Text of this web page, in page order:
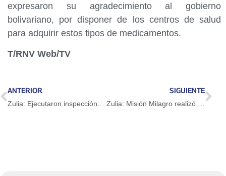
expresaron su agradecimiento al gobierno
bolivariano, por disponer de los centros de salud
para adquirir estos tipos de medicamentos.
T/RNV Web/TV
ANTERIOR SIGUIENTE